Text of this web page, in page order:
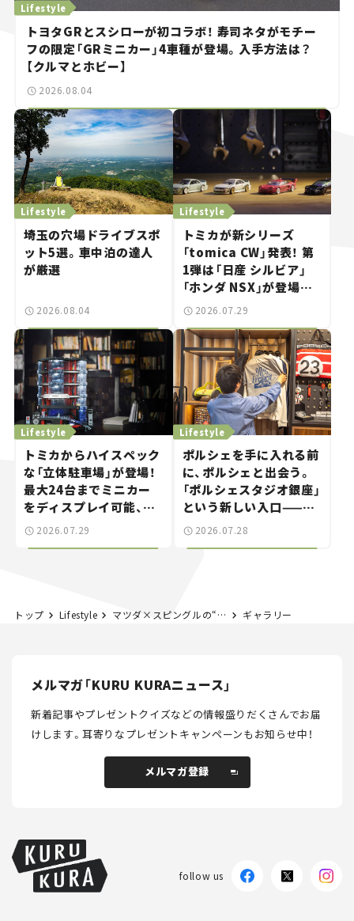
トヨタGRとスシローが初コラボ！ 寿司ネタがモチー
フの限定「GRミニカー」4車種が登場。入手方法は？
【クルマとホビー】
Lifestyle
2026.08.04
埼玉の穴場ドライブスポ
ット5選。車中泊の達人
が厳選
Lifestyle
2026.08.04
トミカが新シリーズ
「tomica CW」発表！ 第
1弾は「日産 シルビア」
「ホンダ NSX」が登場。
世界が注目す
とホビー】
Lifestyle
2026.07.29
トミカからハイスペック
な「立体駐車場」が登場！
最大24台までミニカー
をディスプレイ可能、特
別な「日産 GT-R
Lifestyle
2026.07.29
ポルシェを手に入れる前
に、ポルシェと出会う。
「ポルシェスタジオ銀座」
という新しい入口——連
載｜CCGとクルマでどう
Lifestyle
2026.07.28
トップ Lifestyle マツダ×スピングルの“コラボスニーカー”第2弾が発売！ マツダのデザイン哲学を一足に凝縮 ギャラリー
メルマガ「KURU KURAニュース」
新着記事やプレゼントクイズなどの情報盛りだくさんでお届
けします。耳寄りなプレゼントキャンペーンもお知らせ中！
メルマガ登録
follow us